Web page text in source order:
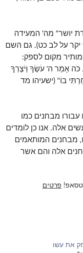
יושר" מה' המעידה
יקר על לב כט). גם השם
מותיר מקום לספק:
כֹּה אָמַר ה' עֹשֶׂךָ וְיֹצֶרְךָ
בוֹ" (ישעיהו מד
מבחנים כמו
אלה. אנו כן לומדים
מבחנים המותאמים
אלה והם אשר
פרטים
את עשו